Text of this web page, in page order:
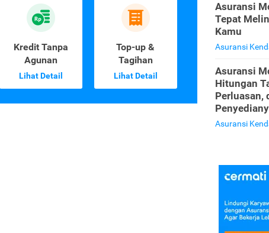
Kredit Tanpa
Agunan
Lihat Detail
Top-up &
Tagihan
Lihat Detail
Asuransi
Tepat
Kamu
Asuransi
Asuransi
Hitungan
Perluasan,
Asuransi